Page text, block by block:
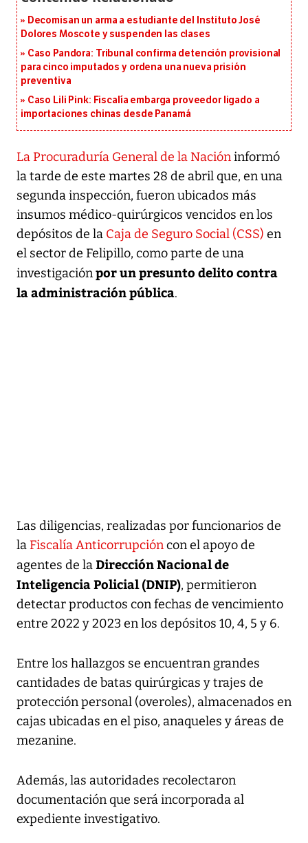
Decomisan un arma a estudiante del Instituto José
Dolores Moscote y suspenden las clases
Caso Pandora: Tribunal confirma detención provisional
para cinco imputados y ordena una nueva prisión
preventiva
Caso Lili Pink: Fiscalía embarga proveedor ligado a
importaciones chinas desde Panamá
La Procuraduría General de la Nacióninformó
la tarde de este martes 28 de abril que, en una
segunda inspección, fueron ubicados más
insumos médico-quirúrgicos vencidos en los
depósitos de la Caja de Seguro Social (CSS) en
el sector de Felipillo, como parte de una
investigaciónpor un presunto delito contra
la administración pública.
Las diligencias, realizadas por funcionarios de
laFiscalía Anticorrupcióncon el apoyo de
agentes de la Dirección Nacional de
Inteligencia Policial (DNIP), permitieron
detectar productos con fechas de vencimiento
entre 2022 y 2023 en los depósitos 10, 4, 5 y 6.
Entre los hallazgos se encuentran grandes
cantidades de batas quirúrgicas y trajes de
protección personal (overoles), almacenados en
cajas ubicadas en el piso, anaqueles y áreas de
mezanine.
Además, las autoridades recolectaron
documentación que será incorporada al
expediente investigativo.